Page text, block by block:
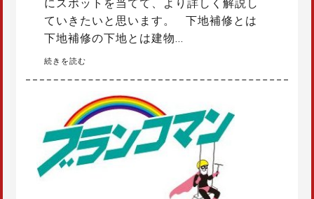
にスポットを当てて、より詳しく解説し
ていきたいと思います。 下地補修とは
下地補修の下地とは建物…
続きを読む